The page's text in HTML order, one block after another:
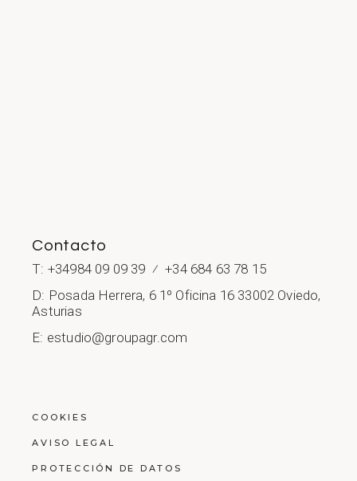
Contacto
T: +34984 09 09 39 ⁄ +34 684 63 78 15
D: Posada Herrera, 6 1º Oficina 16 33002 Oviedo,
Asturias
E: estudio@groupagr.com
COOKIES
AVISO LEGAL
PROTECCIÓN DE DATOS